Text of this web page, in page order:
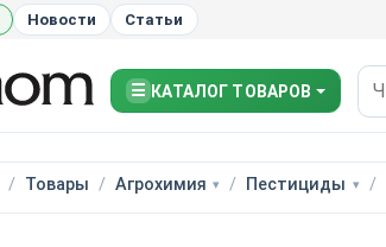
Новости Статьи
☰ КАТАЛОГ ТОВАРОВ
Товары Агрохимия Пестициды